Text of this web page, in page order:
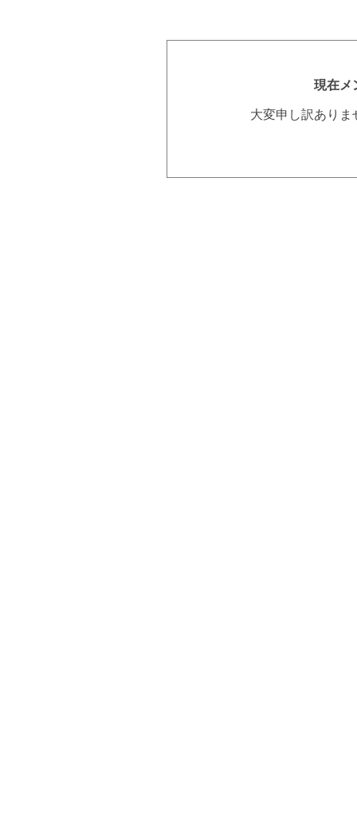
現在メ
大変申し訳あり